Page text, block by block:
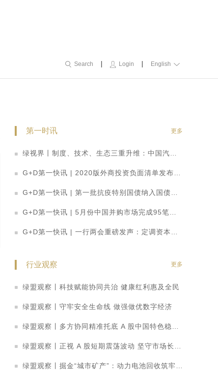
Search | Login | English
第一时讯 更多
绿视界丨制度、技术、生态三重升维：中国汽车产业开启智能网联高质量发展新阶段
G+D第一快讯 | 2020版外商投资负面清单发布：取消券商、基金外资股比限制，放宽制造业、农业准入
G+D第一快讯 | 第一批抗疫特别国债纳入国债期货可交割券范围
G+D第一快讯 | 5月份中国并购市场完成95笔并购交易 数量整体回落
G+D第一快讯 | 一行两会重磅发声：定调资本市场改革思路 科创板迎多重利好
行业观察 更多
绿盟观察丨科技赋能协同共治 健康红利惠及全民
绿盟观察丨守牢安全生命线 做强做优数字经济
绿盟观察丨多方协同精准托底 A 股中国特色稳市机制持续显效
绿盟观察丨正视 A 股短期震荡波动 坚守市场长期向好基本面
绿盟观察丨掘金“城市矿产”：动力电池回收筑牢新能源绿色闭环